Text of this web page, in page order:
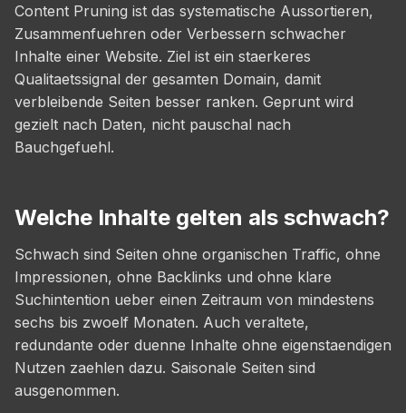
Content Pruning ist das systematische Aussortieren,
Zusammenfuehren oder Verbessern schwacher
Inhalte einer Website. Ziel ist ein staerkeres
Qualitaetssignal der gesamten Domain, damit
verbleibende Seiten besser ranken. Geprunt wird
gezielt nach Daten, nicht pauschal nach
Bauchgefuehl.
Welche Inhalte gelten als schwach?
Schwach sind Seiten ohne organischen Traffic, ohne
Impressionen, ohne Backlinks und ohne klare
Suchintention ueber einen Zeitraum von mindestens
sechs bis zwoelf Monaten. Auch veraltete,
redundante oder duenne Inhalte ohne eigenstaendigen
Nutzen zaehlen dazu. Saisonale Seiten sind
ausgenommen.